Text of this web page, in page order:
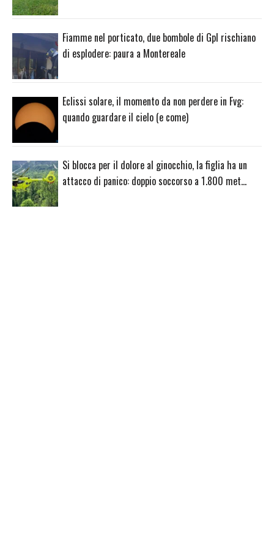
Fiamme nel porticato, due bombole di Gpl rischiano
di esplodere: paura a Montereale
Eclissi solare, il momento da non perdere in Fvg:
quando guardare il cielo (e come)
Si blocca per il dolore al ginocchio, la figlia ha un
attacco di panico: doppio soccorso a 1.800 met…